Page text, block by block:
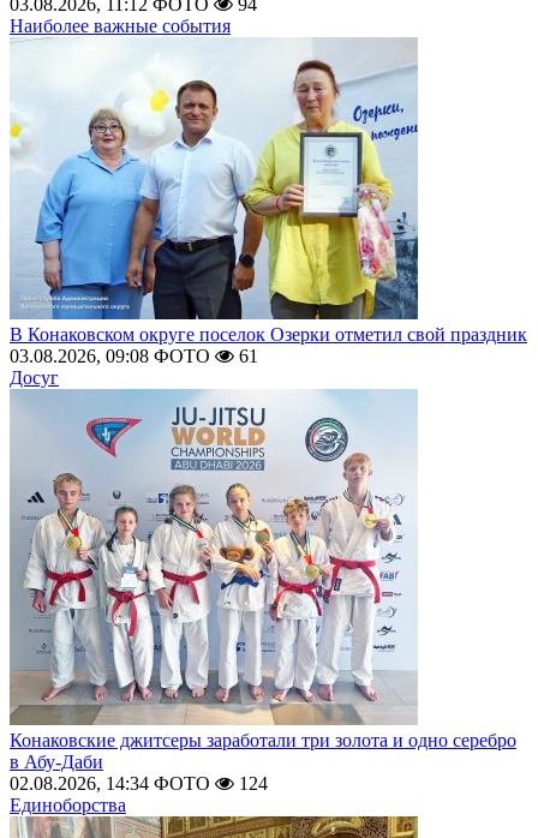
03.08.2026, 11:12 ФОТО
94
Наиболее важные события
В Конаковском округе поселок Озерки отметил свой праздник
03.08.2026, 09:08 ФОТО
61
Досуг
Конаковские джитсеры заработали три золота и одно серебро
в Абу-Даби
02.08.2026, 14:34 ФОТО
124
Единоборства